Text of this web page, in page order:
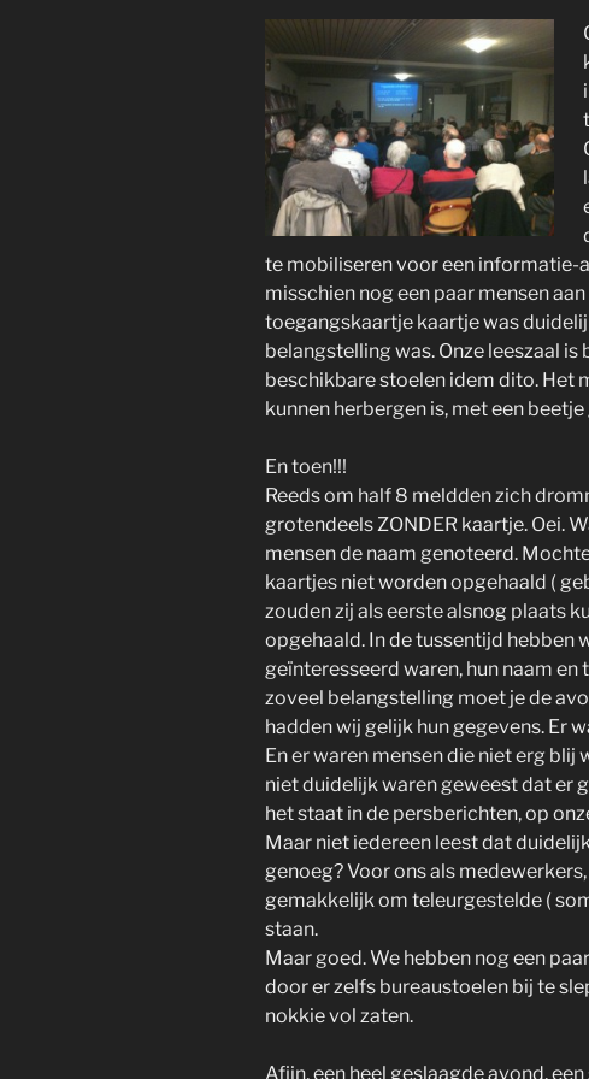
te mobiliseren voor een informatie-
misschien nog een paar mensen
toegangskaartje kaartje was
belangstelling was. Onze leeszaal is
beschikbare stoelen idem dito. Het
kunnen herbergen is, met een
En toen!!!
Reeds om half 8 meldden zich
grotendeels ZONDER kaartje. Oei.
mensen de naam genoteerd.
kaartjes niet worden opgehaald (
zouden zij als eerste alsnog plaats
opgehaald. In de tussentijd hebben
geïnteresseerd waren, hun naam
zoveel belangstelling moet je de
hadden wij gelijk hun gegevens. Er
En er waren mensen die niet erg blij
niet duidelijk waren geweest dat er
het staat in de persberichten, op
Maar niet iedereen leest dat
genoeg? Voor ons als
gemakkelijk om teleurgestelde (
staan.
Maar goed. We hebben nog een
door er zelfs bureaustoelen bij te
nokkie vol zaten.
Afijn, een heel geslaagde avond,